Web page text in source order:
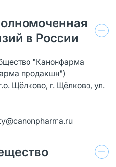
в России
"Канонфарма
продакшн")
Щёлково, г. Щёлково, ул.